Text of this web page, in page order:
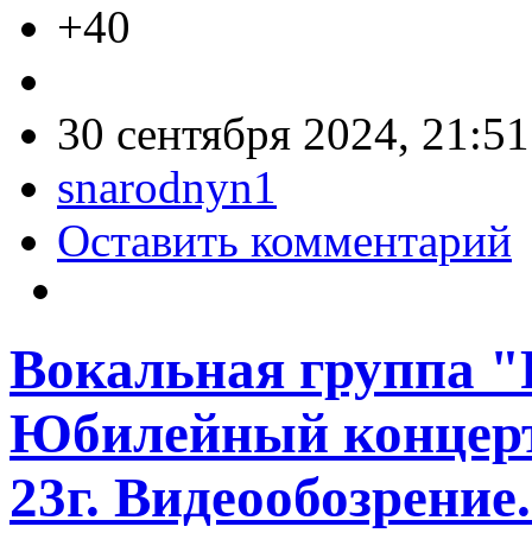
+40
30 сентября 2024, 21:51
snarodnyn1
Оставить комментарий
Вокальная группа
Юбилейный
23г.